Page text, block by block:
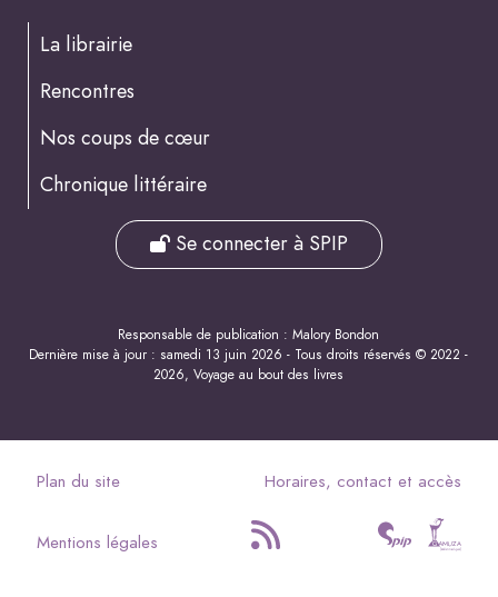
La librairie
Rencontres
Nos coups de cœur
Chronique littéraire
Se connecter à SPIP
Responsable de publication : Malory Bondon
Dernière mise à jour : samedi 13 juin 2026 - Tous droits réservés © 2022 -
2026, Voyage au bout des livres
Plan du site Horaires, contact et accès
Mentions légales